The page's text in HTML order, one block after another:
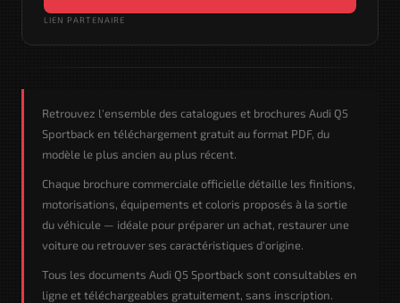
LIEN PARTENAIRE
Retrouvez l'ensemble des catalogues et brochures Audi Q5
Sportback en téléchargement gratuit au format PDF, du
modèle le plus ancien au plus récent.
Chaque brochure commerciale officielle détaille les finitions,
motorisations, équipements et coloris proposés à la sortie
du véhicule — idéale pour préparer un achat, restaurer une
voiture ou retrouver ses caractéristiques d'origine.
Tous les documents Audi Q5 Sportback sont consultables en
ligne et téléchargeables gratuitement, sans inscription.